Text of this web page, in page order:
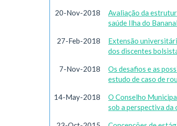
20-Nov-2018
Avaliação da
saúde Ilha do
27-Feb-2018
Extensão
dos discentes
7-Nov-2018
Os desafios e as
estudo de caso de
14-May-2018
O Conselho
sob a perspectiva da